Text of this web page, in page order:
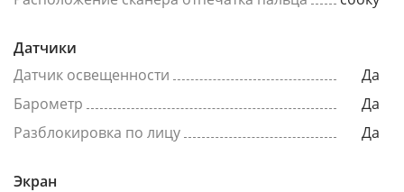
Датчики
Датчик освещенности
Да
Барометр
Да
Разблокировка по лицу
Да
Экран